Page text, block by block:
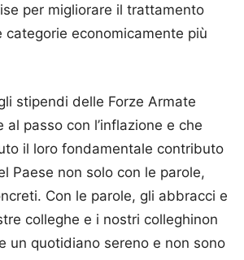
per migliorare il trattamento
categorie economicamente più
stipendi delle Forze Armate
al passo con l’inflazione e che
il loro fondamentale contributo
Paese non solo con le parole,
Con le parole, gli abbracci e
colleghe e i nostri colleghinon
un quotidiano sereno e non sono